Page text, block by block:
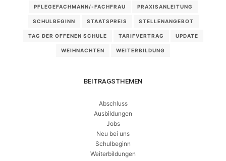
PFLEGEFACHMANN/-FACHFRAU PRAXISANLEITUNG
SCHULBEGINN STAATSPREIS STELLENANGEBOT
TAG DER OFFENEN SCHULE TARIFVERTRAG UPDATE
WEIHNACHTEN WEITERBILDUNG
BEITRAGSTHEMEN
Abschluss
Ausbildungen
Jobs
Neu bei uns
Schulbeginn
Weiterbildungen